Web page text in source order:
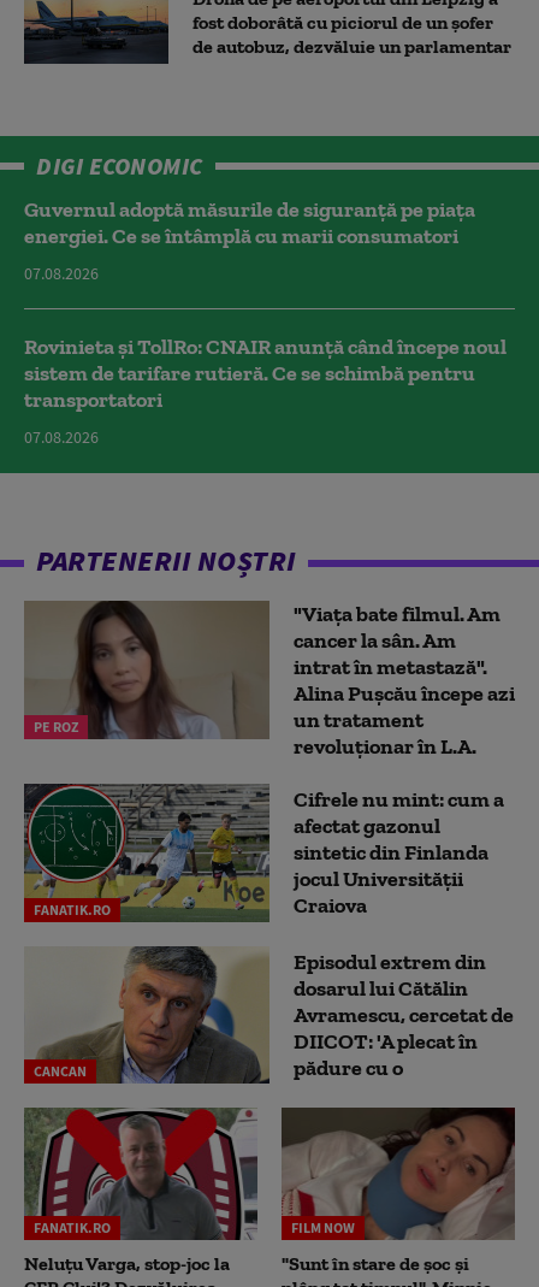
fost doborâtă cu piciorul de un şofer
de autobuz, dezvăluie un parlamentar
DIGI ECONOMIC
Guvernul adoptă măsurile de siguranță pe piața
energiei. Ce se întâmplă cu marii consumatori
07.08.2026
Rovinieta și TollRo: CNAIR anunță când începe noul
sistem de tarifare rutieră. Ce se schimbă pentru
transportatori
07.08.2026
PARTENERII NOȘTRI
PE ROZ
"Viața bate filmul. Am
cancer la sân. Am
intrat în metastază".
Alina Pușcău începe azi
un tratament
revoluționar în L.A.
FANATIK.RO
Cifrele nu mint: cum a
afectat gazonul
sintetic din Finlanda
jocul Universității
Craiova
CANCAN
Episodul extrem din
dosarul lui Cătălin
Avramescu, cercetat de
DIICOT: 'A plecat în
pădure cu o
FANATIK.RO
Neluțu Varga, stop-joc la
FILM NOW
"Sunt în stare de șoc și